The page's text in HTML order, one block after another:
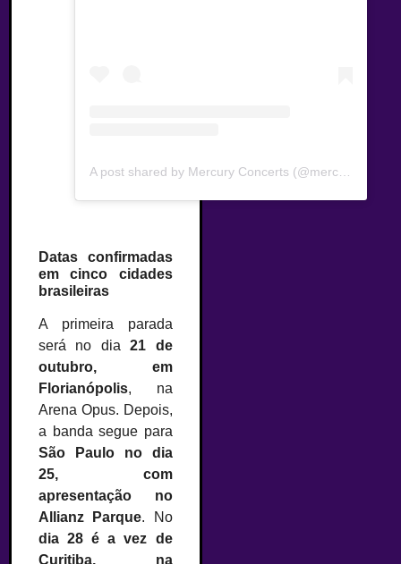
Datas confirmadas
em cinco cidades
brasileiras
A primeira parada
será no dia 21 de
outubro, em
Florianópolis, na
Arena Opus. Depois,
a banda segue para
São Paulo no dia
25, com
apresentação no
Allianz Parque. No
dia 28 é a vez de
Curitiba, na